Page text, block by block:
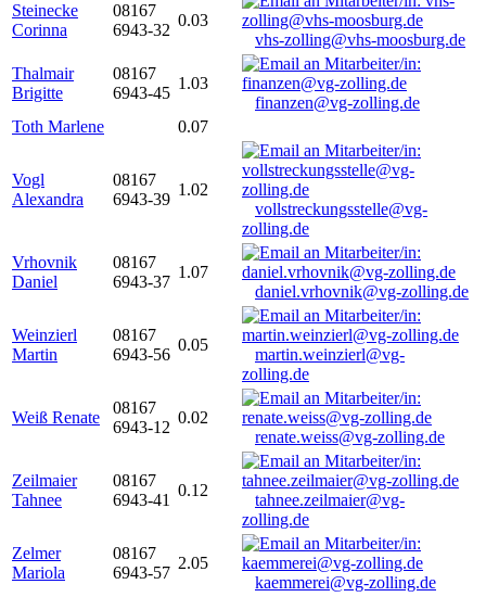
Steinecke
Corinna
08167
6943-32
0.03
vhs-zolling@vhs-moosburg.de
Thalmair
Brigitte
08167
6943-45
1.03
finanzen@vg-zolling.de
Toth Marlene
0.07
Vogl
Alexandra
08167
6943-39
1.02
vollstreckungsstelle@vg-
zolling.de
Vrhovnik
Daniel
08167
6943-37
1.07
daniel.vrhovnik@vg-zolling.de
Weinzierl
Martin
08167
6943-56
0.05
martin.weinzierl@vg-
zolling.de
Weiß Renate
08167
6943-12
0.02
renate.weiss@vg-zolling.de
Zeilmaier
Tahnee
08167
6943-41
0.12
tahnee.zeilmaier@vg-
zolling.de
Zelmer
Mariola
08167
6943-57
2.05
kaemmerei@vg-zolling.de